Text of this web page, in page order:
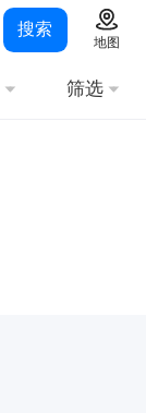
搜索
地图
筛选